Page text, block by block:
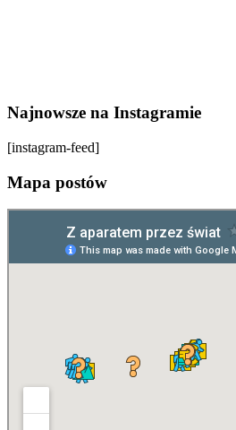
Najnowsze na Instagramie
[instagram-feed]
Mapa postów